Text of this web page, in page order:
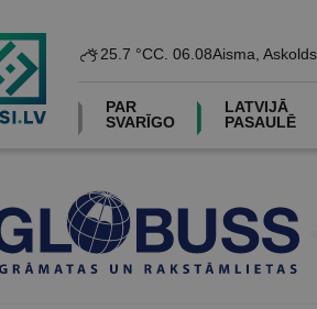
25.7 °CC. 06.08Aisma, Askolds
PAR
SVARĪGO
LATVIJĀ
PASAULĒ